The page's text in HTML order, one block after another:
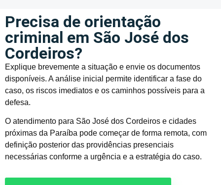
Precisa de orientação
criminal em São José dos
Cordeiros?
Explique brevemente a situação e envie os documentos
disponíveis. A análise inicial permite identificar a fase do
caso, os riscos imediatos e os caminhos possíveis para a
defesa.
O atendimento para São José dos Cordeiros e cidades
próximas da Paraíba pode começar de forma remota, com
definição posterior das providências presenciais
necessárias conforme a urgência e a estratégia do caso.